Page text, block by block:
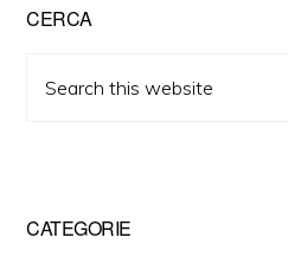
Primary
Sidebar
CERCA
this
CATEGORIE